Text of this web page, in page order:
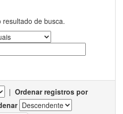
de busca.
| Ordenar registros por